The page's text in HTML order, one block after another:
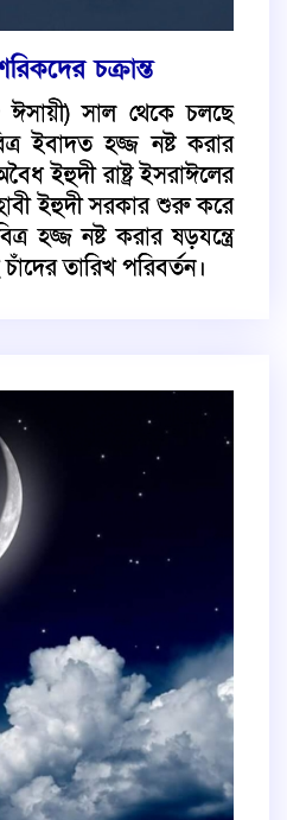
চক্রান্ত
সাল থেকে চলছে
ইবাদত হজ্জ নষ্ট করার
ইহুদী রাষ্ট্র ইসরাঈলের
ইহুদী সরকার শুরু করে
হজ্জ নষ্ট করার ষড়যন্ত্রে
তারিখ পরিবর্তন।